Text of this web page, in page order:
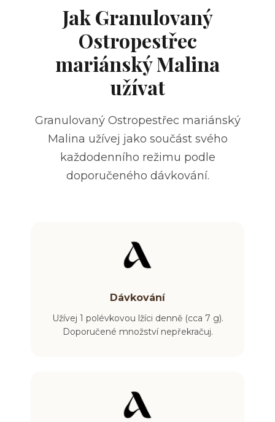
Jak Granulovaný
Ostropestřec
mariánský Malina
užívat
Granulovaný Ostropestřec mariánský
Malina užívej jako součást svého
každodenního režimu podle
doporučeného dávkování.
Dávkování
Užívej 1 polévkovou lžíci denně (cca 7 g).
Doporučené množství nepřekračuj.